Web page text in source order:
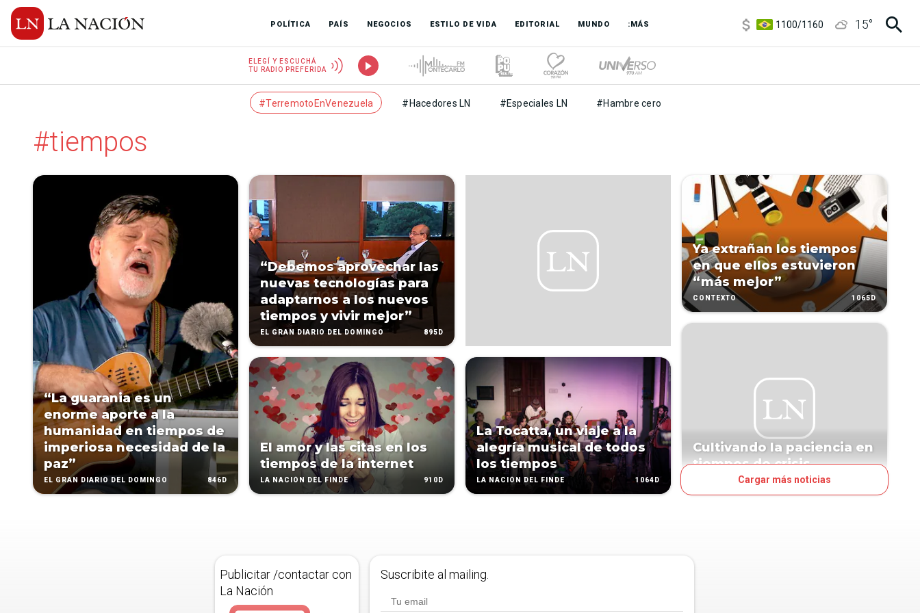
POLÍTICA PAÍS NEGOCIOS ESTILO DE VIDA EDITORIAL MUNDO :MÁS
1100/1160
15°
ELEGÍ Y ESCUCHÁ
TU RADIO PREFERIDA
#TerremotoEnVenezuela #Hacedores LN #Especiales LN #Hambre cero
#tiempos
“La guarania es un
enorme aporte a la
humanidad en tiempos de
imperiosa necesidad de la
paz”
EL GRAN DIARIO DEL DOMINGO 846D
“Debemos aprovechar las
nuevas tecnologías para
adaptarnos a los nuevos
tiempos y vivir mejor”
EL GRAN DIARIO DEL DOMINGO 895D
El amor y las citas en los
tiempos de la internet
LA NACIÓN DEL FINDE 910D
La Tocatta, un viaje a la
alegría musical de todos
los tiempos
LA NACIÓN DEL FINDE 1064D
Ya extrañan los tiempos
en que ellos estuvieron
“más mejor”
CONTEXTO 1065D
Cultivando la paciencia en
tiempos de crisis
Cargar más noticias
Publicitar /contactar con
La Nación
Suscribite al mailing.